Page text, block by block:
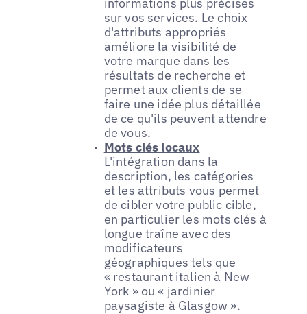
sur vos services. Le choix
d'attributs appropriés
améliore la visibilité de
votre marque dans les
résultats de recherche et
permet aux clients de se
faire une idée plus détaillée
de ce qu'ils peuvent attendre
de vous.
Mots clés locaux
L'intégration dans la
description, les catégories
et les attributs vous permet
de cibler votre public cible,
en particulier les mots clés à
longue traîne avec des
modificateurs
géographiques tels que
« restaurant italien à New
York » ou « jardinier
paysagiste à Glasgow ».